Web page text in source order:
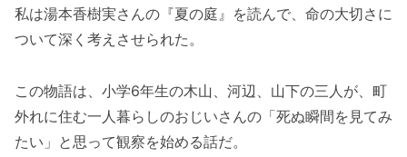
私は湯本香樹実さんの『夏の庭』を読んで、命の大切さに
ついて深く考えさせられた。
この物語は、小学6年生の木山、河辺、山下の三人が、町
外れに住む一人暮らしのおじいさんの「死ぬ瞬間を見てみ
たい」と思って観察を始める話だ。